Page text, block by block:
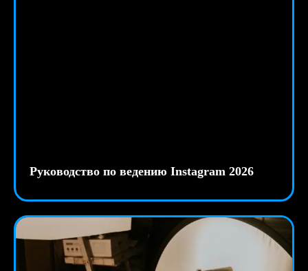
Руководство по ведению Instagram 2026